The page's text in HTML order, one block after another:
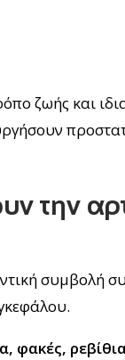
ζωής και
την
συμβολή